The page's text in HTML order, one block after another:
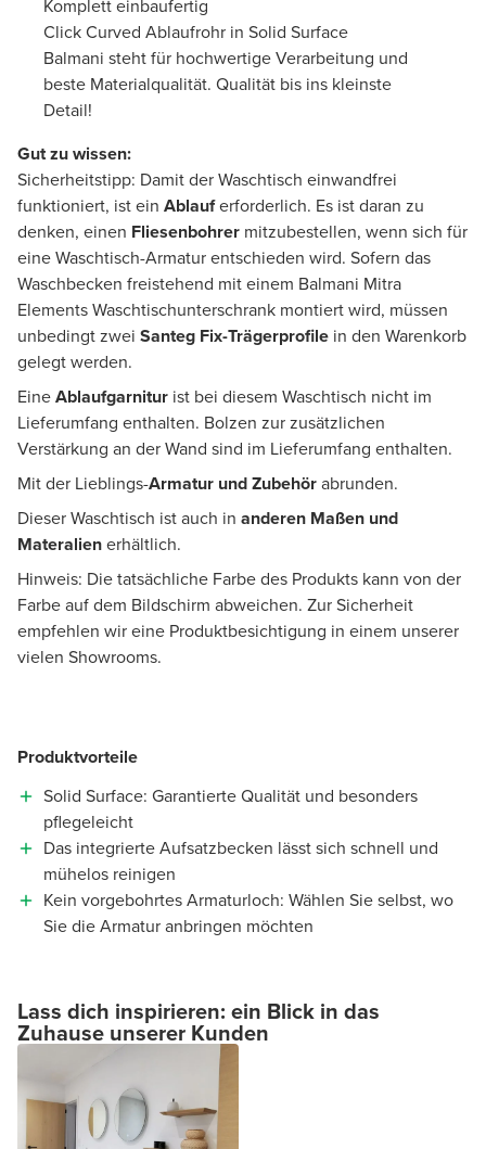
Komplett einbaufertig
Click Curved Ablaufrohr in Solid Surface
Balmani steht für hochwertige Verarbeitung und
beste Materialqualität. Qualität bis ins kleinste
Detail!
Gut zu wissen:
Sicherheitstipp: Damit der Waschtisch einwandfrei
funktioniert, ist ein Ablauferforderlich. Es ist daran zu
denken, einen Fliesenbohrer mitzubestellen, wenn sich für
eine Waschtisch-Armatur entschieden wird. Sofern das
Waschbecken freistehend mit einem Balmani Mitra
Elements Waschtischunterschrank montiert wird, müssen
unbedingt zwei Santeg Fix-Trägerprofile in den Warenkorb
gelegt werden.
EineAblaufgarnitur ist bei diesem Waschtisch nicht im
Lieferumfang enthalten. Bolzen zur zusätzlichen
Verstärkung an der Wand sind im Lieferumfang enthalten.
Mit der Lieblings-Armatur und Zubehörabrunden.
Dieser Waschtisch ist auch in anderen Maßen und
Materalienerhältlich.
Hinweis: Die tatsächliche Farbe des Produkts kann von der
Farbe auf dem Bildschirm abweichen. Zur Sicherheit
empfehlen wir eine Produktbesichtigung in einem unserer
vielen Showrooms.
Produktvorteile
Solid Surface: Garantierte Qualität und besonders
pflegeleicht
Das integrierte Aufsatzbecken lässt sich schnell und
mühelos reinigen
Kein vorgebohrtes Armaturloch: Wählen Sie selbst, wo
Sie die Armatur anbringen möchten
Lass dich inspirieren: ein Blick in das
Zuhause unserer Kunden